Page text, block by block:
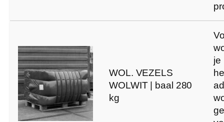
WOL. VEZELS
WOLWIT | baal 280
kg
je